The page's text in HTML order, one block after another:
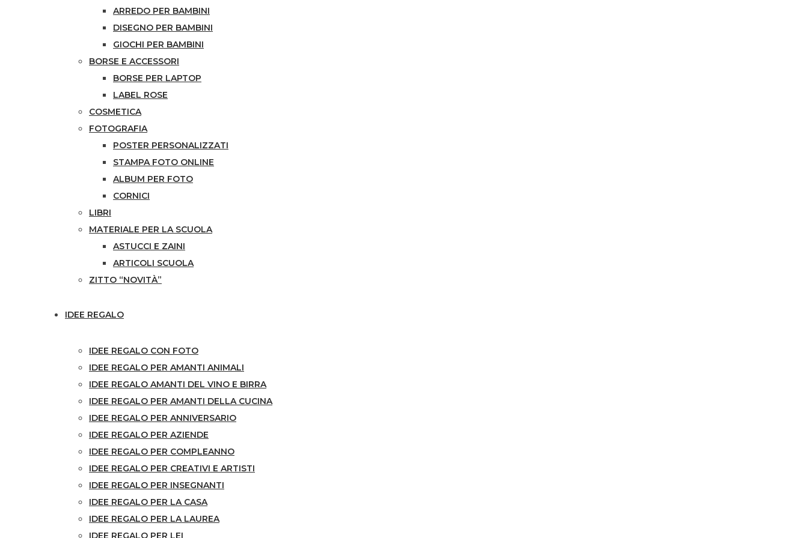
ARREDO PER BAMBINI
DISEGNO PER BAMBINI
GIOCHI PER BAMBINI
BORSE E ACCESSORI
BORSE PER LAPTOP
LABEL ROSE
COSMETICA
FOTOGRAFIA
POSTER PERSONALIZZATI
STAMPA FOTO ONLINE
ALBUM PER FOTO
CORNICI
LIBRI
MATERIALE PER LA SCUOLA
ASTUCCI E ZAINI
ARTICOLI SCUOLA
ZITTO “NOVITÀ”
IDEE REGALO
IDEE REGALO CON FOTO
IDEE REGALO PER AMANTI ANIMALI
IDEE REGALO AMANTI DEL VINO E BIRRA
IDEE REGALO PER AMANTI DELLA CUCINA
IDEE REGALO PER ANNIVERSARIO
IDEE REGALO PER AZIENDE
IDEE REGALO PER COMPLEANNO
IDEE REGALO PER CREATIVI E ARTISTI
IDEE REGALO PER INSEGNANTI
IDEE REGALO PER LA CASA
IDEE REGALO PER LA LAUREA
IDEE REGALO PER LEI